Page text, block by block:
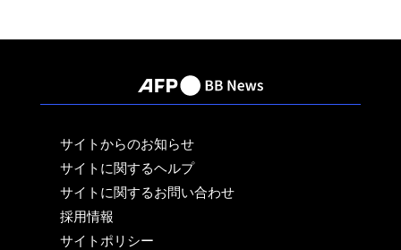
サイトからのお知らせ
サイトに関するヘルプ
サイトに関するお問い合わせ
採用情報
サイトポリシー